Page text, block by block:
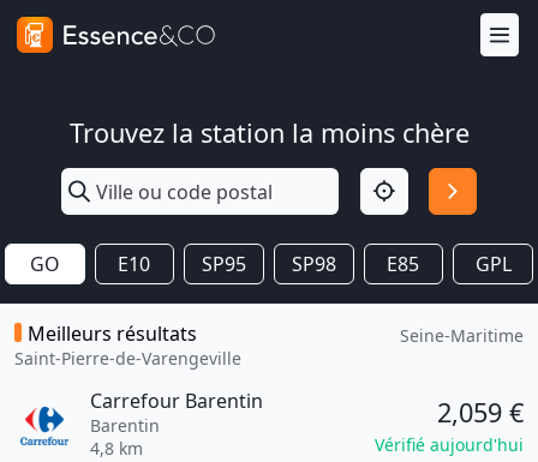
Trouvez la station la moins chère
GO E10 SP95 SP98 E85 GPL
Meilleurs résultats
Saint-Pierre-de-Varengeville
Seine-Maritime
Carrefour Barentin
Barentin
4,8 km
2,059 €
Vérifié aujourd'hui